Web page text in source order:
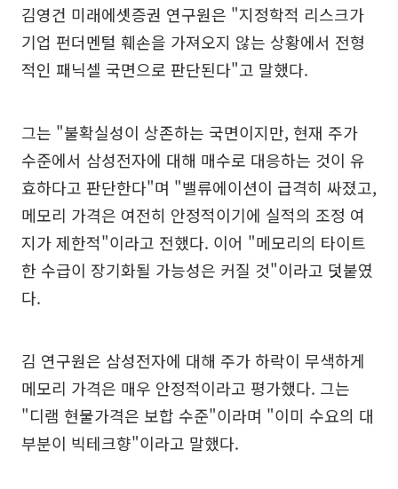
김영건 미래에셋증권 연구원은 "지정학적 리스크가
기업 펀더멘털 훼손을 가져오지 않는 상황에서 전형
적인 패닉셀 국면으로 판단된다"고 말했다.
그는 "불확실성이 상존하는 국면이지만, 현재 주가
수준에서 삼성전자에 대해 매수로 대응하는 것이 유
효하다고 판단한다"며 "밸류에이션이 급격히 싸졌고,
메모리 가격은 여전히 안정적이기에 실적의 조정 여
지가 제한적"이라고 전했다. 이어 "메모리의 타이트
한 수급이 장기화될 가능성은 커질 것"이라고 덧붙였
다.
김 연구원은 삼성전자에 대해 주가 하락이 무색하게
메모리 가격은 매우 안정적이라고 평가했다. 그는
"디램 현물가격은 보합 수준"이라며 "이미 수요의 대
부분이 빅테크향"이라고 말했다.